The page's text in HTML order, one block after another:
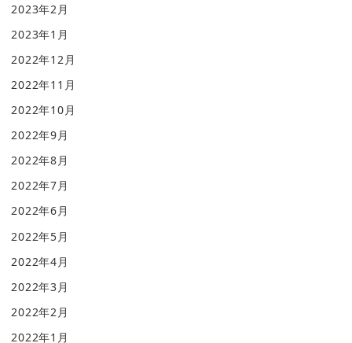
2023年2月
2023年1月
2022年12月
2022年11月
2022年10月
2022年9月
2022年8月
2022年7月
2022年6月
2022年5月
2022年4月
2022年3月
2022年2月
2022年1月